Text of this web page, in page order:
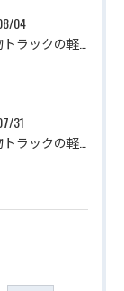
04
31